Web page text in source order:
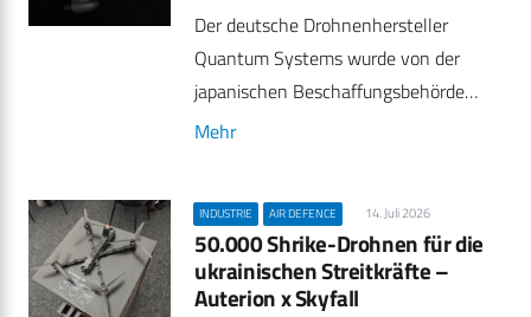
Der deutsche Drohnenhersteller
Quantum Systems wurde von der
japanischen Beschaffungsbehörde…
Mehr
INDUSTRIE AIR DEFENCE 14. Juli 2026
50.000 Shrike-Drohnen für die
ukrainischen Streitkräfte –
Auterion x Skyfall